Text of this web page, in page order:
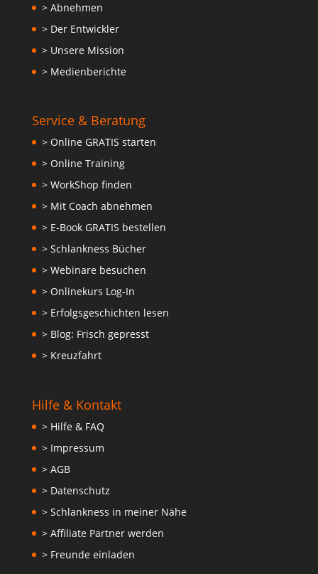
> Abnehmen
> Der Entwickler
> Unsere Mission
> Medienberichte
Service & Beratung
> Online GRATIS starten
> Online Training
> WorkShop finden
> Mit Coach abnehmen
> E-Book GRATIS bestellen
> Schlankness Bücher
> Webinare besuchen
> Onlinekurs Log-In
> Erfolgsgeschichten lesen
> Blog: Frisch gepresst
> Kreuzfahrt
Hilfe & Kontakt
> Hilfe & FAQ
> Impressum
> AGB
> Datenschutz
> Schlankness in meiner Nähe
> Affiliate Partner werden
> Freunde einladen